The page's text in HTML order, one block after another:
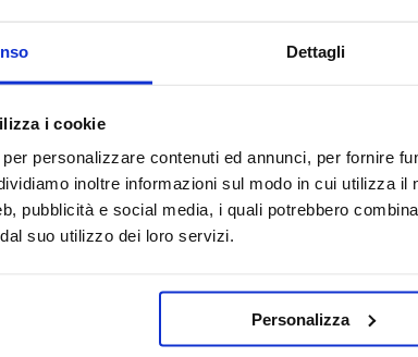
Dettagli
i cookie
personalizzare contenuti ed annunci, per fornire
inoltre informazioni sul modo in cui utilizza
pubblicità e social media, i quali potrebbero
suo utilizzo dei loro servizi.
Personalizza
differire dal prodotto disponibile.